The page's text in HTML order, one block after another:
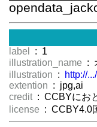
label
: 1
illustration_name :
illustration :
http://
extention : jpg,ai
credit : CCBYにお
license : CCBY4.0